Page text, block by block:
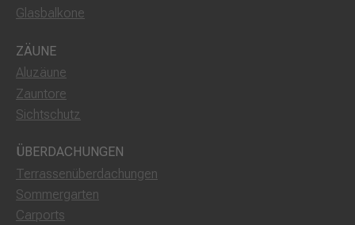
Glasbalkone
ZÄUNE
Aluzäune
Zauntore
Sichtschutz
ÜBERDACHUNGEN
Terrassenüberdachungen
Sommergarten
Carports